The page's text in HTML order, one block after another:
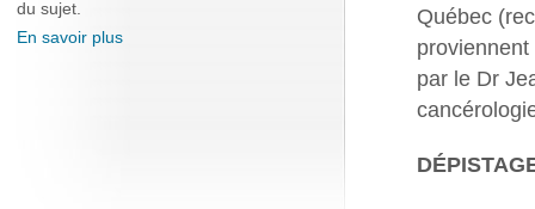
Québec
par le Dr
du sujet.
En savoir plus